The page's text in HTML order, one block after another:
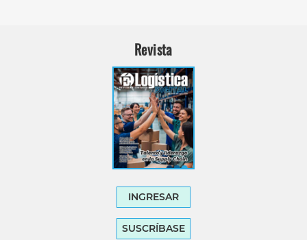
Revista
INGRESAR
SUSCRÍBASE